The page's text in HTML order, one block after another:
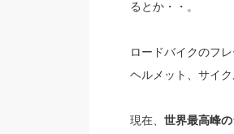
るとか・・。
ロードバイクのフレ
ヘルメット、サイ
現在、 世界最高峰